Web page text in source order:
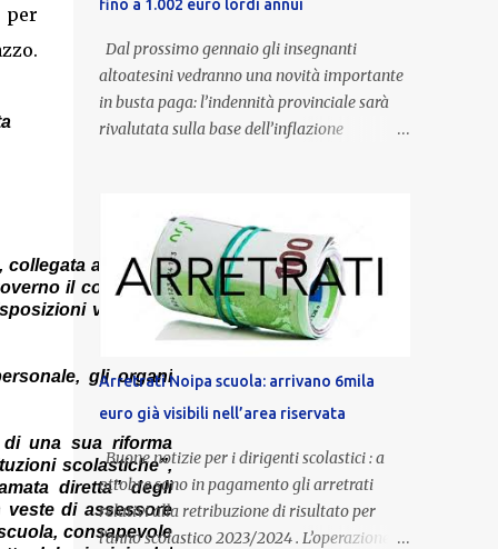
collegata alla legge
il compito di
vigenti in
gli organi
di una sua riforma
scolastiche”,
diretta” degli
veste di assessore
consapevole
fino a 1.002 euro lordi annui
Dal prossimo gennaio gli insegnanti
altoatesini vedranno una novità importante
in busta paga: l’indennità provinciale sarà
rivalutata sulla base dell’inflazione
un’anzianità compresa tra 9 e 20 anni
potranno raggiungere fino a 1.002 euro lordi
annui. Il nuovo contratto provinciale
introduce inoltre un congedo speciale
dedicato alle donne vittime di violenza di
genere, in linea con la normativa nazionale e
con l’obiettivo di offrire maggiore tutela e
supporto in situazioni delicate. L’indennità
provinciale per i docenti è un unicum in
Italia: si tratta di una misura esclusiva della
Provincia autonoma di Bolzano, che integra
in maniera stabile lo stipendio nazionale
Arretrati Noipa scuola: arrivano 6mila
euro già visibili nell’area riservata
Buone notizie per i dirigenti scolastici : a
ottobre sono in pagamento gli arretrati
relativi alla retribuzione di risultato per
l’anno scolastico 2023/2024 . L’operazione,